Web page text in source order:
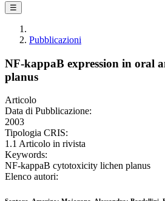
☰
Pubblicazioni
NF-kappaB expression in oral
planus
Articolo
Data di Pubblicazione:
2003
Tipologia CRIS:
1.1 Articolo in rivista
Keywords:
NF-kappaB cytotoxicity lichen planus
Elenco autori: